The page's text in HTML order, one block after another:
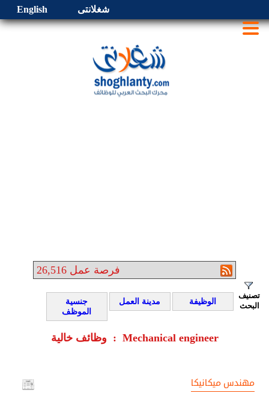
شغلانتى English
26,516 فرصة عمل
تصنيف
البحث
الوظيفة مدينة العمل
جنسية
الموظف
وظائف خالية : Mechanical engineer
مهندس ميكانيكا